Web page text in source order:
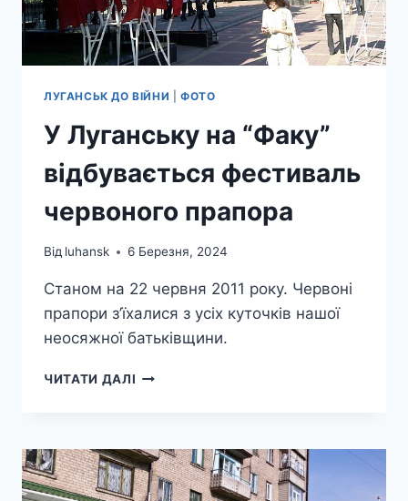
ЛУГАНСЬК ДО ВІЙНИ ФОТО
У Луганську на “Факу”
відбувається фестиваль
червоного прапора
Від luhansk 6 Березня, 2024
Станом на 22 червня 2011 року. Червоні
прапори з’їхалися з усіх куточків нашої
неосяжної батьківщини.
ЧИТАТИ ДАЛІ У
ВІДБУВАЄТЬСЯ
ФЕСТИВАЛЬ
ЧЕРВОНОГО